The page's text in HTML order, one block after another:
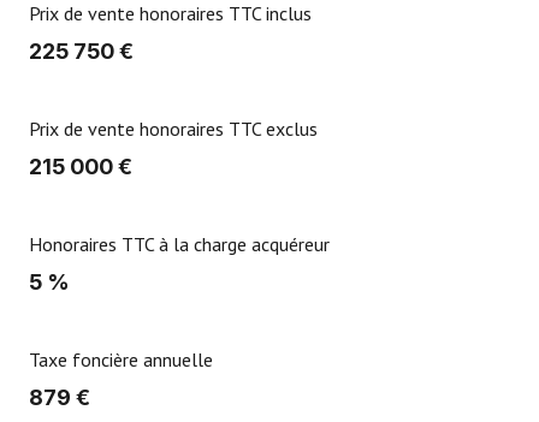
Prix de vente honoraires TTC inclus
225 750 €
Prix de vente honoraires TTC exclus
215 000 €
Honoraires TTC à la charge acquéreur
5 %
Taxe foncière annuelle
879 €